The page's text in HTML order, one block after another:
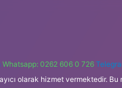
Whatsapp: 0262 606 0 726
olarak hizmet vermektedir.